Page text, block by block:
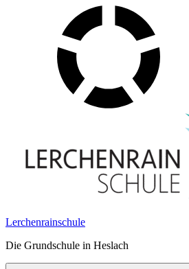
Lerchenrainschule
Die Grundschule in Heslach